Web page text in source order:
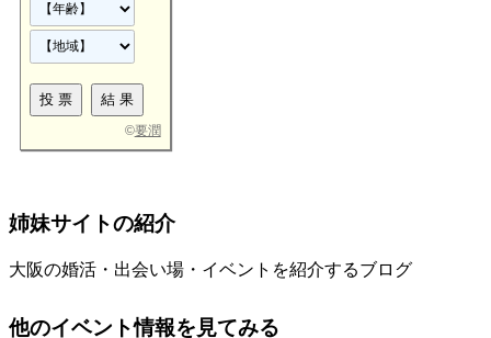
©要潤
姉妹サイトの紹介
大阪の婚活・出会い場・イベントを紹介するブログ
他のイベント情報を見てみる